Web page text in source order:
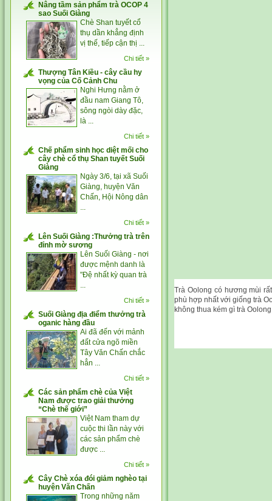
Nâng tầm sản phẩm trà OCOP 4
sao Suối Giàng
Chè Shan tuyết cổ
thụ dần khẳng định
vị thế, tiếp cận thị ...
Chi tiết »
Thượng Tân Kiều - cây cầu hy
vọng của Cố Cảnh Chu
Nghi Hưng nằm ở
đầu nam Giang Tô,
sông ngòi dày đặc,
là ...
Chi tiết »
Chế phẩm sinh học diệt mối cho
cây chè cổ thụ Shan tuyết Suối
Giàng
Ngày 3/6, tại xã Suối
Giàng, huyện Văn
Chấn, Hội Nông dân
...
Chi tiết »
Lên Suối Giàng :Thưởng trà trên
đỉnh mờ sương
Lên Suối Giàng - nơi
được mệnh danh là
"Đệ nhất kỳ quan trà
...
Chi tiết »
Suối Giàng địa điểm thưởng trà
oganic hàng đầu
Ai đã đến với mảnh
đất cửa ngõ miền
Tây Văn Chấn chắc
hẳn ...
Chi tiết »
Các sản phẩm chè của Việt
Nam được trao giải thưởng
“Chè thế giới”
Việt Nam tham dự
cuộc thi lần này với
các sản phẩm chè
được ...
Chi tiết »
Cây Chè xóa đói giảm nghèo tại
huyện Văn Chấn
Trong những năm
Trà Oolong có hương mùi
phù hợp nhất với giống trà
không thua kém gì trà